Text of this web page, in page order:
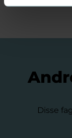
Disse